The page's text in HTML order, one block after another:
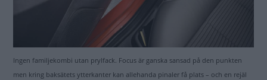
Ingen familjekombi utan prylfack. Focus är ganska sansad på den punkten
men kring baksätets ytterkanter kan allehanda pinaler få plats – och en rejäl